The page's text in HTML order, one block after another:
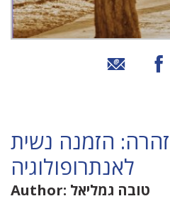
אימייל
זהרה: הזמנה נשית
לאנתרופולוגיה
Author: טובה גמליאל